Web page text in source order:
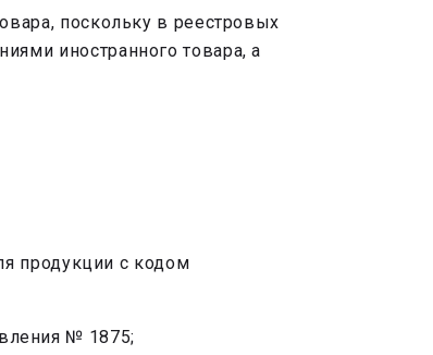
поскольку в реестровых
иностранного товара, а
продукции с кодом
№ 1875;